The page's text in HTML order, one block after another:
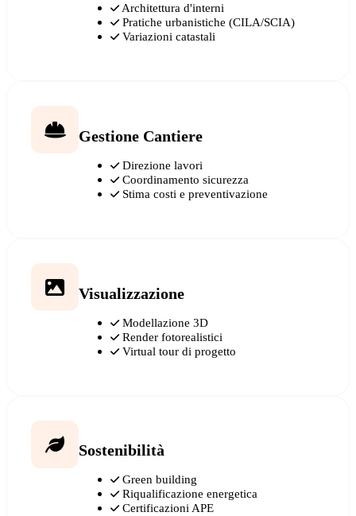
Architettura d'interni
Pratiche urbanistiche (CILA/SCIA)
Variazioni catastali
Gestione Cantiere
Direzione lavori
Coordinamento sicurezza
Stima costi e preventivazione
Visualizzazione
Modellazione 3D
Render fotorealistici
Virtual tour di progetto
Sostenibilità
Green building
Riqualificazione energetica
Certificazioni APE